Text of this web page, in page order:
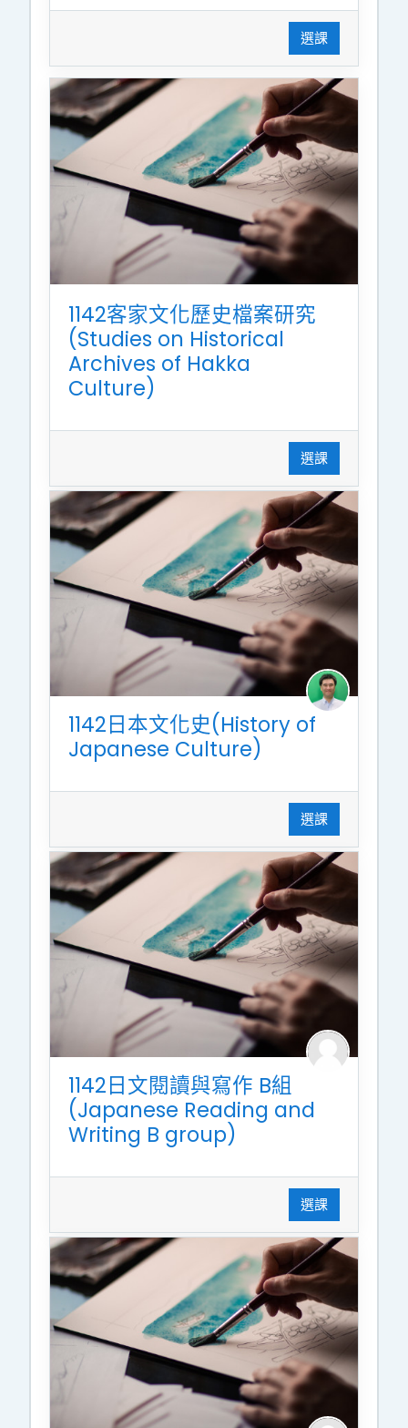
選課
1142客家文化歷史檔案研究
(Studies on Historical
Archives of Hakka
Culture)
選課
1142日本文化史(History of
Japanese Culture)
選課
1142日文閱讀與寫作 B組
(Japanese Reading and
Writing B group)
選課